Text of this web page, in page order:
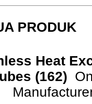
PRODUK
Heat
(162)